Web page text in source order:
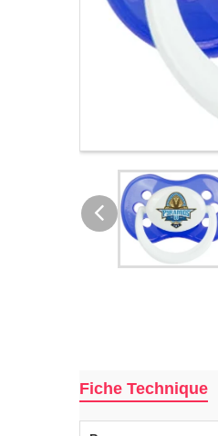
Fiche Technique